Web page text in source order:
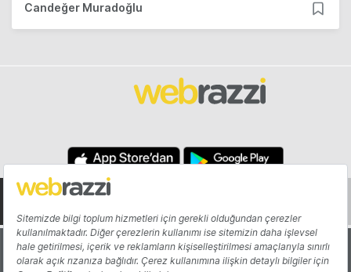
Candeğer Muradoğlu
Hakkında Yazarlar